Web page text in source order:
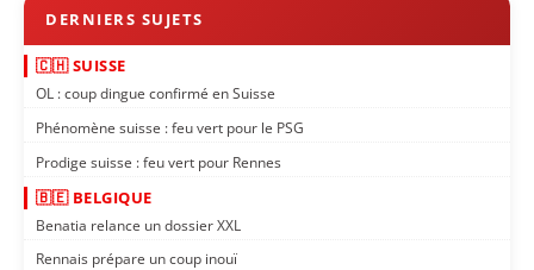
🇨🇭 SUISSE
OL : coup dingue confirmé en Suisse
Phénomène suisse : feu vert pour le PSG
Prodige suisse : feu vert pour Rennes
🇧🇪 BELGIQUE
Benatia relance un dossier XXL
Rennais prépare un coup inouï